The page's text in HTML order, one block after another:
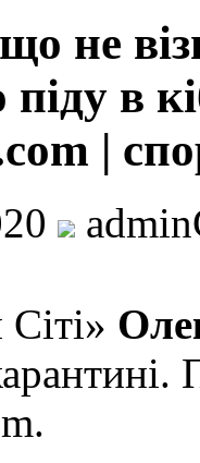
не
в
|